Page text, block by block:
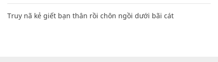
Truy nã kẻ giết bạn thân rồi chôn ngồi dưới bãi cát